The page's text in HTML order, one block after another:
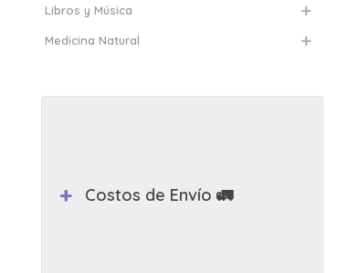
Libros y Música
Medicina Natural
Costos de Envío 🚛